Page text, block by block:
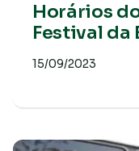
Horários
Festival da
15/09/2023